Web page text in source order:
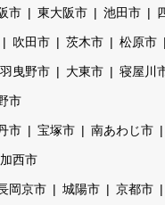
市 東大阪市 池田市
吹田市 茨木市 松原市
羽曳野市 大東市 寝屋川
市
市 宝塚市 南あわじ市
加西市
岡京市 城陽市 京都市